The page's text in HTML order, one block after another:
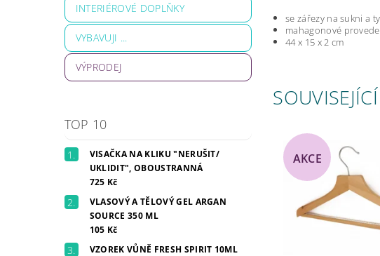
INTERIÉROVÉ DOPLŇKY
VYBAVUJI ...
VÝPRODEJ
TOP 10
VISAČKA NA KLIKU "NERUŠIT/
UKLIDIT", OBOUSTRANNÁ
725 Kč
VLASOVÝ A TĚLOVÝ GEL ARGAN
SOURCE 350 ML
105 Kč
VZOREK VŮNĚ FRESH SPIRIT 10ML
se zářezy na sukni a
mahagonové
44 x 15 x 2 cm
AKCE